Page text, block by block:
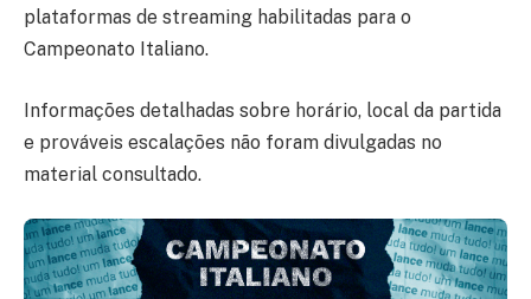
plataformas de streaming habilitadas para o
Campeonato Italiano.
Informações detalhadas sobre horário, local da partida
e prováveis escalações não foram divulgadas no
material consultado.